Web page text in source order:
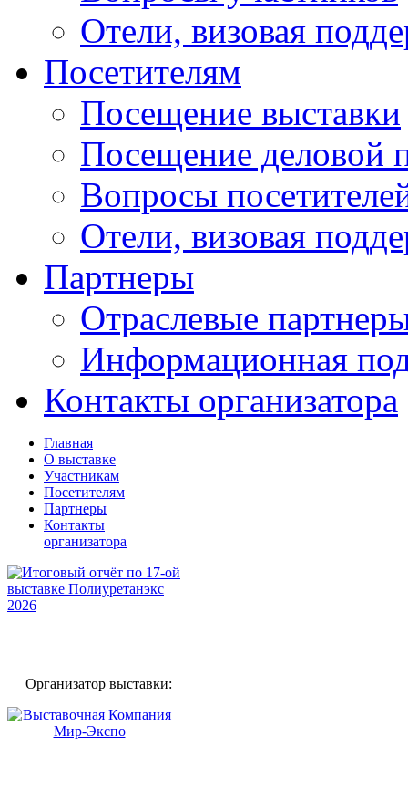
Отели, визовая
Посетителям
Посещение выставки
Посещение деловой
Вопросы
Отели, визовая
Партнеры
Отраслевые
Информационная
Контакты организатора
Главная
О выставке
Участникам
Посетителям
Партнеры
Контакты
организатора
Организатор выставки: